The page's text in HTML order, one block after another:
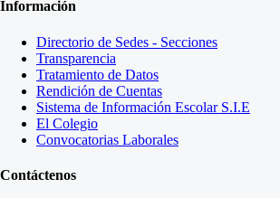
Información
Directorio de Sedes - Secciones
Transparencia
Tratamiento de Datos
Rendición de Cuentas
Sistema de Información Escolar S.I.E
El Colegio
Convocatorias Laborales
Contáctenos